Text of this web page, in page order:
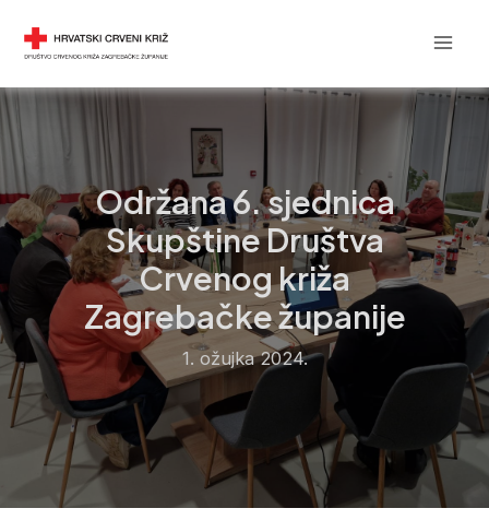
Održana 6. sjednica
Skupštine Društva
Crvenog križa
Zagrebačke županije
1. ožujka 2024.
navigation